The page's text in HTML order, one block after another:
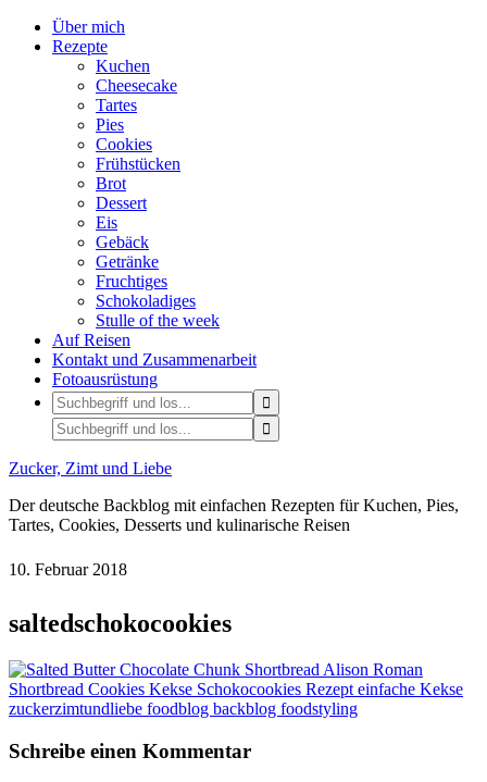
Über mich
Rezepte
Kuchen
Cheesecake
Tartes
Pies
Cookies
Frühstücken
Brot
Dessert
Eis
Gebäck
Getränke
Fruchtiges
Schokoladiges
Stulle of the week
Auf Reisen
Kontakt und Zusammenarbeit
Fotoausrüstung
Zucker, Zimt und Liebe
Der deutsche Backblog mit einfachen Rezepten für Kuchen, Pies,
Tartes, Cookies, Desserts und kulinarische Reisen
10. Februar 2018
saltedschokocookies
Schreibe einen Kommentar